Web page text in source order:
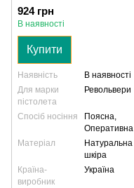
(002) плечове носіння під
пахвою
924 грн
В наявності
Купити
Наявність
В наявності
Для марки
пістолета
Револьвери
Спосіб носіння
Поясна,
Оперативна
Матеріал
Натуральна
шкіра
Країна-
виробник
Україна